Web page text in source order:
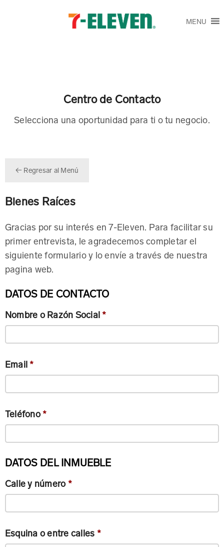
MENU
Centro de Contacto
Selecciona una oportunidad para ti o tu negocio.
← Regresar al Menú
Bienes Raíces
Gracias por su interés en 7-Eleven. Para facilitar su
primer entrevista, le agradecemos completar el
siguiente formulario y lo envíe a través de nuestra
pagina web.
DATOS DE CONTACTO
Nombre o Razón Social *
Email *
Teléfono*
DATOS DEL INMUEBLE
Calle y número*
Esquina o entre calles *